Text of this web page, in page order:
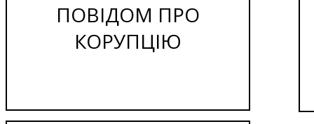
ПОВІДОМ ПРО
КОРУПЦІЮ